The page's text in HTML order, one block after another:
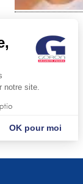
notre site.
OK pour moi
vos